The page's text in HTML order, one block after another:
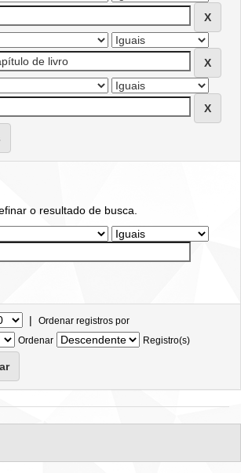
o resultado de busca.
| Ordenar registros por
Ordenar
Registro(s)